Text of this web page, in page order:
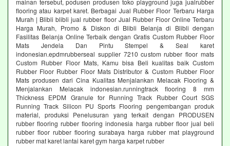
mainan tersebut, podusen produsen toko playground juga jualrubber
flooring atau karpet karet. Berbagai Jual Rubber Floor Terbaru Harga
Murah | Blibli blibli jual rubber floor Jual Rubber Floor Online Terbaru
Harga Murah, Promo & Diskon di Blibli Belanja di Blibli dengan
Fasilitas Belanja Online Terbaik dengan Gratis Custom Rubber Floor
Mats Jendela Dan Pintu Stempel & Seal karet
indonesian.epdmrubberseal supplier 7210 custom rubber floor mats
Custom Rubber Floor Mats, Kamu bisa Beli kualitas baik Custom
Rubber Floor Rubber Floor Mats Distributor & Custom Rubber Floor
Mats produsen dari Cina Kualitas Menjalankan Melacak Flooring &
Menjalankan Melacak indonesian.runningtrack flooring 8 mm
Thickness EPDM Granule for Running Track Rubber Court SGS
Running Track Silicon PU Sports Flooring pengembangan produk
material, produksi Penelusuran yang terkait dengan PRODUSEN
rubber flooring rubber flooring indonesia harga rubber floor jual beli
rubber floor rubber flooring surabaya harga rubber mat playground
rubber mat karet lantai karet gym harga karpet rubber